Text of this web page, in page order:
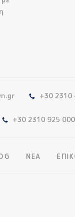
+30 2310
+30 2310 925
ΝΕΑ